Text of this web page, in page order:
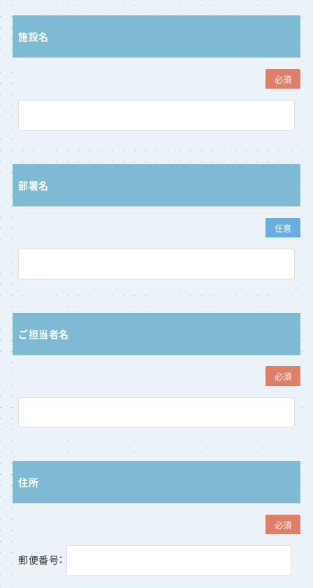
施設名
必須
部署名
任意
ご担当者名
必須
住所
必須
郵便番号：